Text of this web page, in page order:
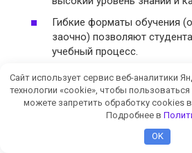
Гибкие форматы обучения
заочно) позволяют
учебный процесс.
Выпускники получают
образца о высшем
степени бакалавра.
Наличие центра
на всех этапах поиска работы.
Сайт использует сервис веб-аналитики
технологии «cookie», чтобы
можете запретить обработку cookies в
Подробнее в
OK